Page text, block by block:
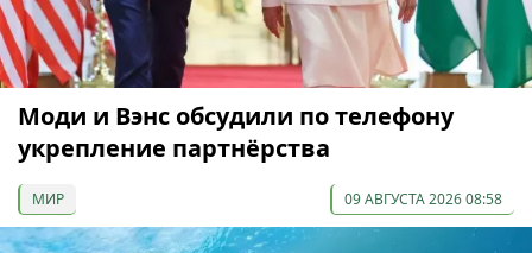
Моди и Вэнс обсудили по телефону
укрепление партнёрства
МИР 09 АВГУСТА 2026 08:58